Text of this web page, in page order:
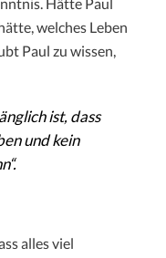
Hätte Paul
welches Leben
Paul zu wissen,
ist, dass
und kein
alles viel